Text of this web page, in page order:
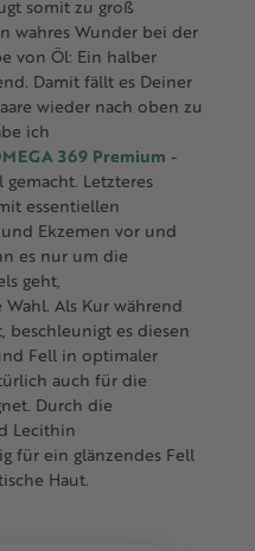
somit zu groß
wahres Wunder bei der
von Öl: Ein halber
Damit fällt es Deiner
wieder nach oben zu
ich
369 Premium -
gemacht. Letzteres
essentiellen
Ekzemen vor und
es nur um die
geht,
Wahl. Als Kur während
beschleunigt es diesen
Fell in optimaler
auch für die
Durch die
Lecithin
für ein glänzendes Fell
Haut.